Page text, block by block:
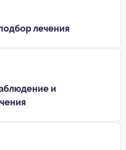
лечения
и